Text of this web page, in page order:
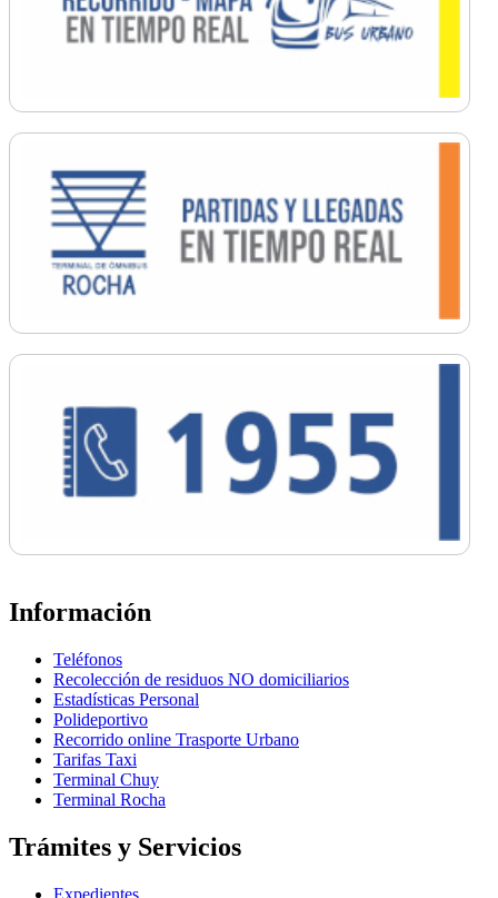
Información
Teléfonos
Recolección de residuos NO domiciliarios
Estadísticas Personal
Polideportivo
Recorrido online Trasporte Urbano
Tarifas Taxi
Terminal Chuy
Terminal Rocha
Trámites y Servicios
Expedientes